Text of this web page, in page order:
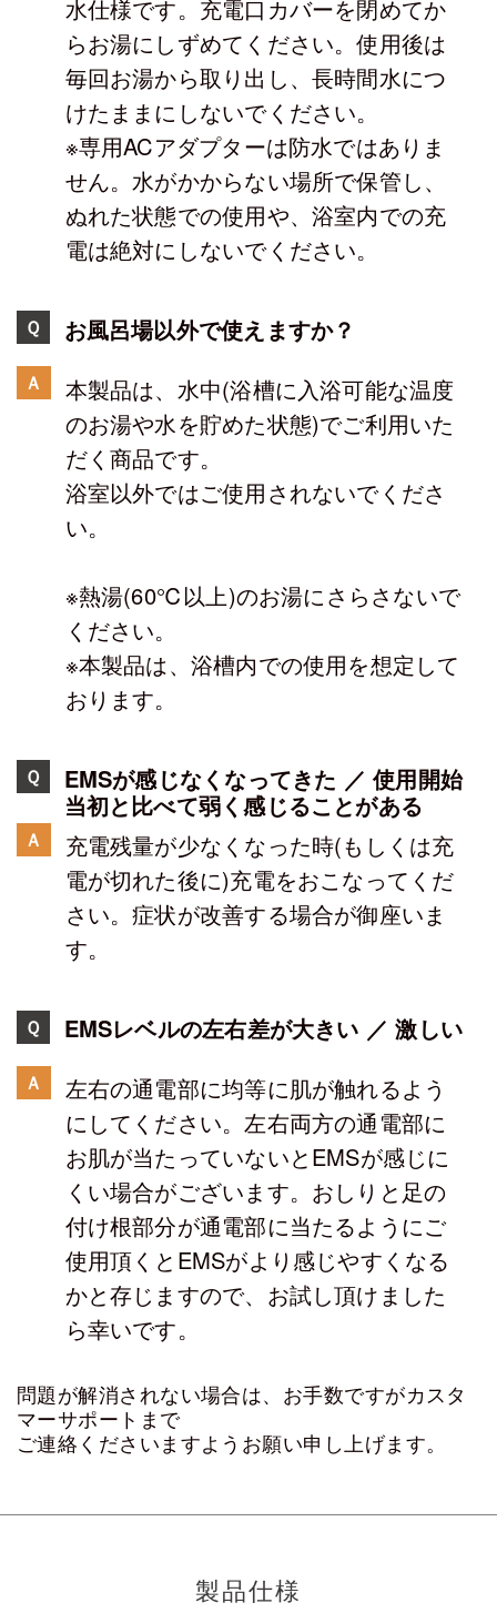
水仕様です。充電口カバーを閉めてか
らお湯にしずめてください。使用後は
毎回お湯から取り出し、長時間水につ
けたままにしないでください。
※専用ACアダプターは防水ではありま
せん。水がかからない場所で保管し、
ぬれた状態での使用や、浴室内での充
電は絶対にしないでください。
Ｑ お風呂場以外で使えますか？
Ａ
本製品は、水中(浴槽に入浴可能な温度
のお湯や水を貯めた状態)でご利用いた
だく商品です。
浴室以外ではご使用されないでくださ
い。
※熱湯(60℃以上)のお湯にさらさないで
ください。
※本製品は、浴槽内での使用を想定して
おります。
Ｑ
EMSが感じなくなってきた ／ 使用開始
当初と比べて弱く感じることがある
Ａ
充電残量が少なくなった時(もしくは充
電が切れた後に)充電をおこなってくだ
さい。症状が改善する場合が御座いま
す。
Ｑ EMSレベルの左右差が大きい ／ 激しい
Ａ
左右の通電部に均等に肌が触れるよう
にしてください。左右両方の通電部に
お肌が当たっていないとEMSが感じに
くい場合がございます。おしりと足の
付け根部分が通電部に当たるようにご
使用頂くとEMSがより感じやすくなる
かと存じますので、お試し頂けました
ら幸いです。
問題が解消されない場合は、お手数ですがカスタ
マーサポートまで
ご連絡くださいますようお願い申し上げます。
製品仕様